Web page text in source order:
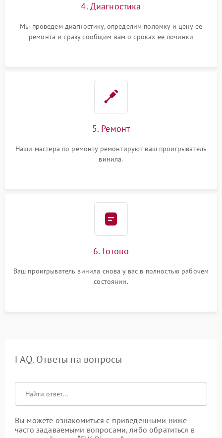
4. Диагностика
Мы проведем диагностику, определим поломку и цену ее
ремонта и сразу сообщим вам о сроках ее починки
5. Ремонт
Наши мастера по ремонту ремонтируют ваш проигрыватель
винила.
6. Готово
Ваш проигрыватель винила снова у вас в полностью рабочем
состоянии.
FAQ. Ответы на вопросы
Вы можете ознакомиться с приведенными ниже
часто задаваемыми вопросами, либо обратиться в